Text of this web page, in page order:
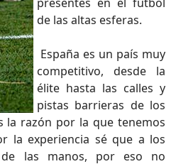
de las altas esferas.
España es un país muy
competitivo, desde la
élite hasta las calles y
pistas barrieras de los
la razón por la que tenemos
la experiencia sé que a los
las manos, por eso no